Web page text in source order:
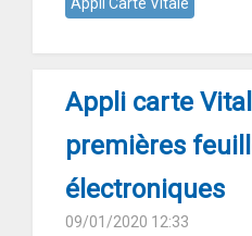
Appli Carte Vitale
Appli carte
premières
électroniques
09/01/2020 12:33